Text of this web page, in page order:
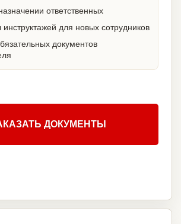
ответственных
для новых сотрудников
документов
ДОКУМЕНТЫ